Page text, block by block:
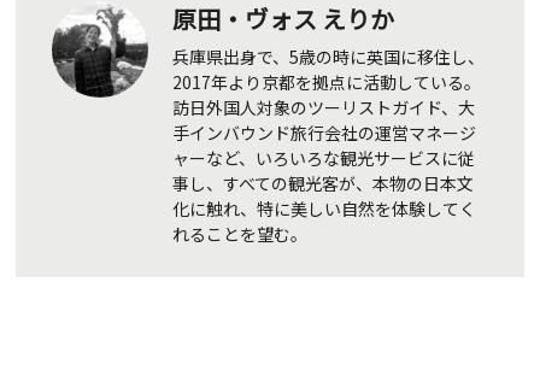
原田・ヴォス えりか
兵庫県出身で、5歳の時に英国に移住し、
2017年より京都を拠点に活動している。
訪日外国人対象のツーリストガイド、大
手インバウンド旅行会社の運営マネージ
ャーなど、いろいろな観光サービスに従
事し、すべての観光客が、本物の日本文
化に触れ、特に美しい自然を体験してく
れることを望む。